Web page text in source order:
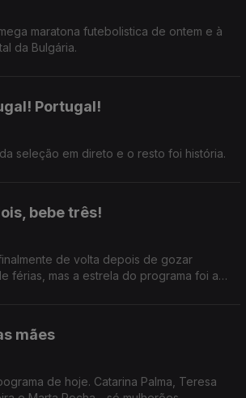
maratona futebolistica de ontem e à
da Bulgária.
Portugal!
seleção em direto e o resto foi história.
bebe três!
de volta depois de gozar
férias, mas a estrela do programa foi a
mães
de hoje. Catarina Palma, Teresa